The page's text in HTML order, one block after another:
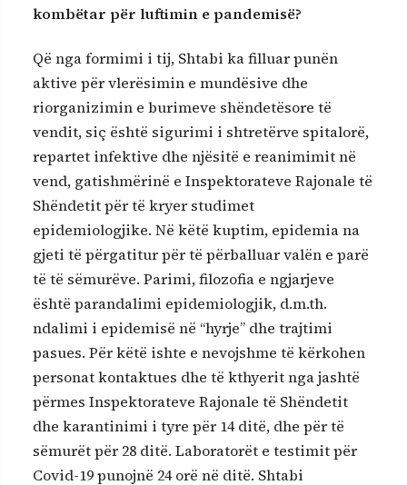
kombëtar për luftimin e pandemisë?
Që nga formimi i tij, Shtabi ka filluar punën
aktive për vlerësimin e mundësive dhe
riorganizimin e burimeve shëndetësore të
vendit, siç është sigurimi i shtretërve spitalorë,
repartet infektive dhe njësitë e reanimimit në
vend, gatishmërinë e Inspektorateve Rajonale të
Shëndetit për të kryer studimet
epidemiologjike. Në këtë kuptim, epidemia na
gjeti të përgatitur për të përballuar valën e parë
të të sëmurëve. Parimi, filozofia e ngjarjeve
është parandalimi epidemiologjik, d.m.th.
ndalimi i epidemisë në “hyrje” dhe trajtimi
pasues. Për këtë ishte e nevojshme të kërkohen
personat kontaktues dhe të kthyerit nga jashtë
përmes Inspektorateve Rajonale të Shëndetit
dhe karantinimi i tyre për 14 ditë, dhe për të
sëmurët për 28 ditë. Laboratorët e testimit për
Covid-19 punojnë 24 orë në ditë. Shtabi